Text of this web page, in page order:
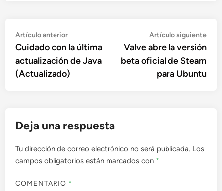
Navegación
de
entradas
Artículo anteriorArtículo
anterior:
Cuidado con la última
actualización de Java
(Actualizado)
Artículo siguiente
Valve abre la versión
beta oficial de Steam
para Ubuntu
Deja una respuesta
Tu dirección de correo electrónico no será publicada. Los
campos obligatorios están marcados con *
COMENTARIO *